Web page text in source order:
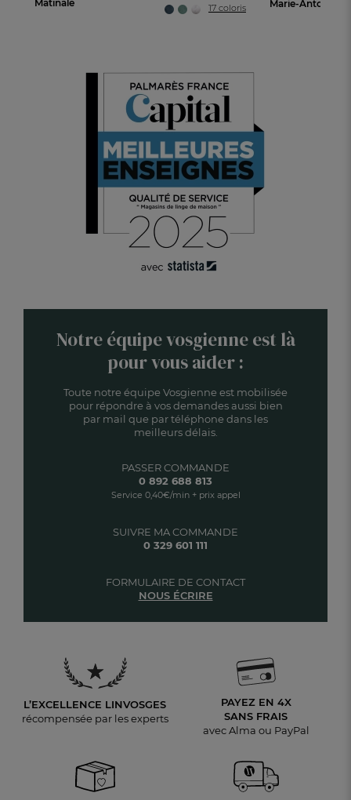
Matinale
17 coloris
Notre équipe vosgienne est là
pour vous aider :
Toute notre équipe Vosgienne est mobilisée
pour répondre à vos demandes aussi bien
par mail que par téléphone dans les
meilleurs délais.
SUIVRE MA COMMANDE
0 329 601 111
PASSER COMMANDE
0 892 688 813
Service 0,40€/min + prix appel
FORMULAIRE DE CONTACT
NOUS ÉCRIRE
L’EXCELLENCE LINVOSGES
récompensée par les experts
PAYEZ EN 4X
SANS FRAIS
avec Alma ou PayPal